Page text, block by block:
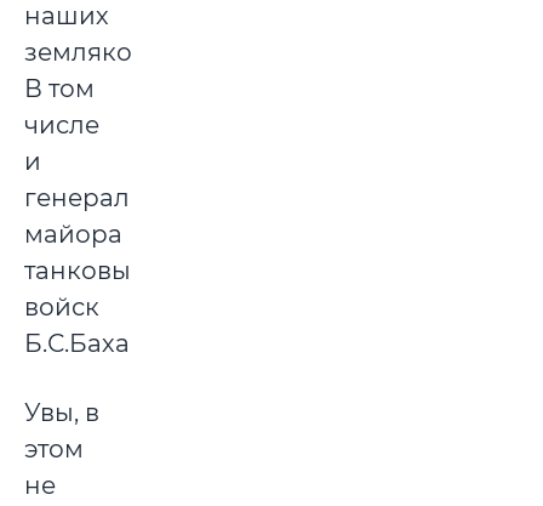
наших
земляков.
В том
числе
и
генерал-
майора
танковый
войск
Б.С.Бахарова.
Увы, в
этом
не